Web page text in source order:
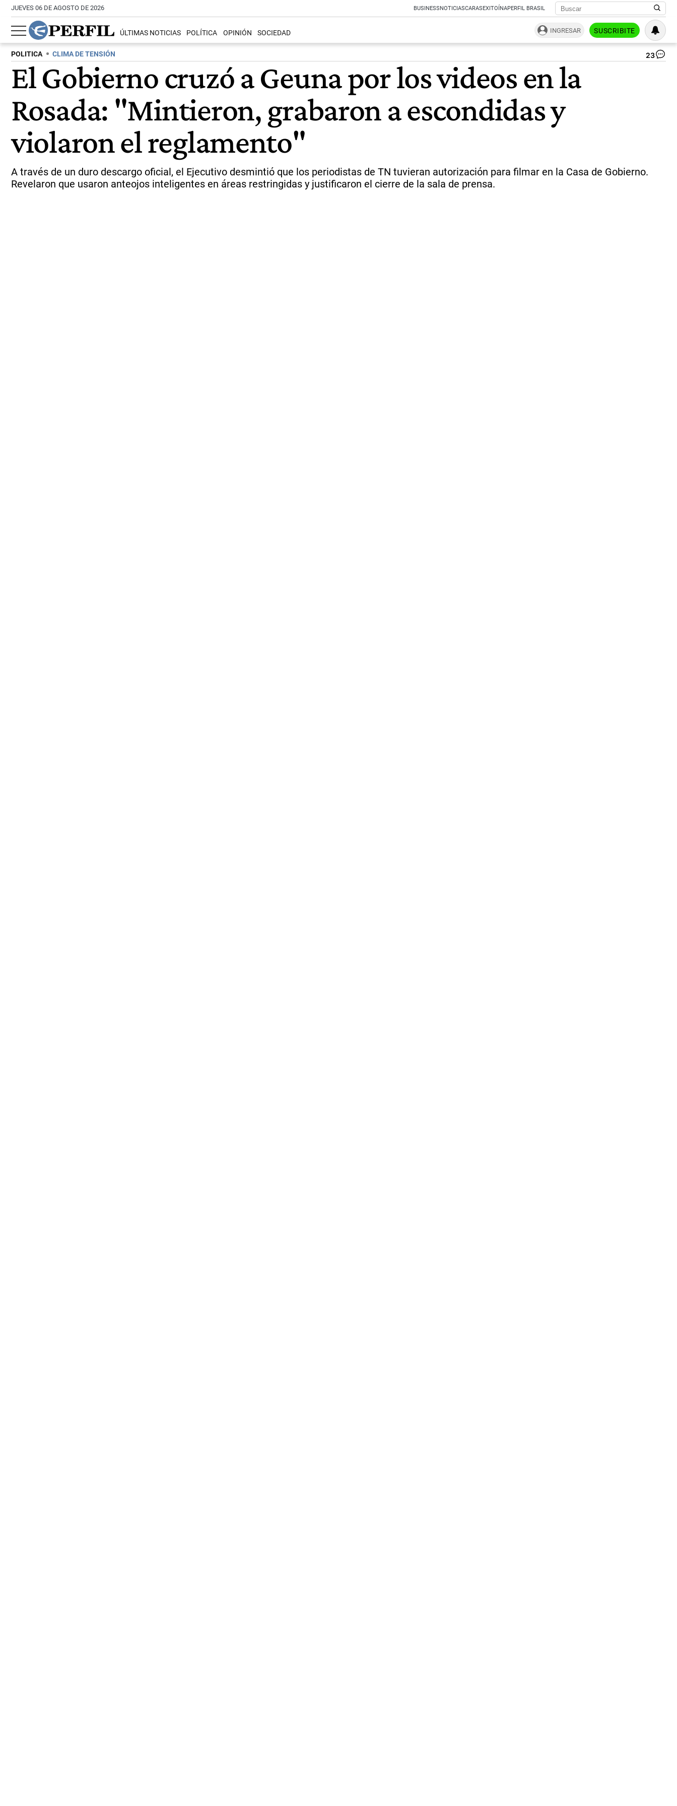
JUEVES 06 DE AGOSTO DE 2026 BUSINESSNOTICIASCARASEXITOÍNAPERFIL BRASIL
ÚLTIMAS NOTICIAS POLÍTICA OPINIÓN SOCIEDAD INGRESAR SUSCRIBITE
POLITICA CLIMA DE TENSIÓN 23
El Gobierno cruzó a Geuna por los videos en la
Rosada: "Mintieron, grabaron a escondidas y
violaron el reglamento"
A través de un duro descargo oficial, el Ejecutivo desmintió que los periodistas de TN tuvieran autorización para filmar en la Casa de Gobierno.
Revelaron que usaron anteojos inteligentes en áreas restringidas y justificaron el cierre de la sala de prensa.